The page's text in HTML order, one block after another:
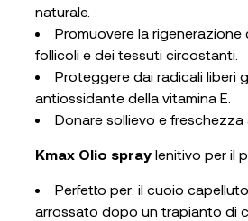
naturale.
Promuovere la rigenerazione
follicoli e dei tessuti circostanti.
Proteggere dai radicali liberi
antiossidante della vitamina E.
Donare sollievo e freschezza
Kmax Olio spraylenitivo per il
Perfetto per: il cuoio
arrossato dopo un trapianto di